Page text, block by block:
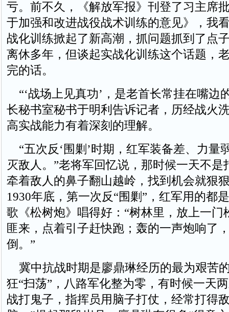
亏。前不久，《解放军报》刊登了习主席
于加强和改进战役战术训练的意见》，我
战化训练掀起了新高潮，抓问题抓到了点
离休多年，但谈起实战化训练这个话题，
完的话。
“‘战场上见真功’，是老首长常挂在嘴边
长秘书室秘书于明利告诉记者，历经战火
高实战能力有着深刻的理解。
“五次反‘围剿’时期，红军装备差、力量
灭敌人。”老将军回忆说，那时候一天不是
牵着敌人的鼻子翻山越岭，找到机会就狠
1930年底，第一次反“围剿”，红军用的都
歌《松树炮》唱得好：“树林里，放上一门
匪来，点着引子赶快跑；轰的一声炮响了
倒。”
冀中抗战时期是廖鼎琳经历的最为艰苦
狂“扫荡”，八路军化整为零，有时候一天
战打鬼子，指挥员用脑子打仗，经常打得